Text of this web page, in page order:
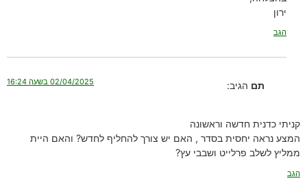
ירון
הגב
תם הגיב: 02/04/2025 בשעה 16:24
קניתי כדנית חדשה וראשונה
המצע נראה יחסית בסדר , האם יש צורך להחליף לחדש? והאם היית
ממליץ לשלב פרלייט ושבבי עץ?
הגב